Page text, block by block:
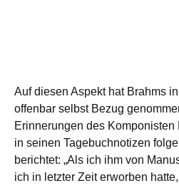
Auf diesen Aspekt hat Brahms
offenbar selbst Bezug
Erinnerungen des
in seinen Tagebuchnotizen
berichtet: „Als ich ihm von
ich in letzter Zeit erworben